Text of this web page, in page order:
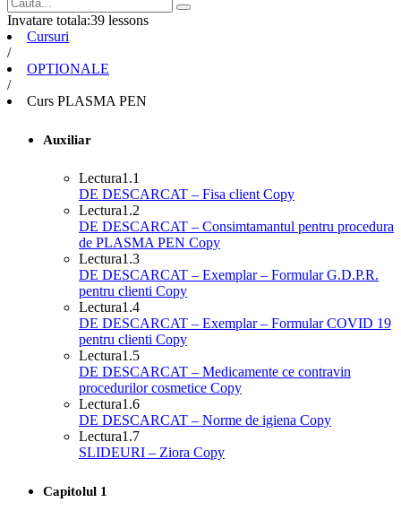
Invatare totala:39 lessons
Cursuri
/
OPTIONALE
/
Curs PLASMA PEN
Auxiliar
Lectura1.1
DE DESCARCAT – Fisa client Copy
Lectura1.2
DE DESCARCAT – Consimtamantul pentru procedura
de PLASMA PEN Copy
Lectura1.3
DE DESCARCAT – Exemplar – Formular G.D.P.R.
pentru clienti Copy
Lectura1.4
DE DESCARCAT – Exemplar – Formular COVID 19
pentru clienti Copy
Lectura1.5
DE DESCARCAT – Medicamente ce contravin
procedurilor cosmetice Copy
Lectura1.6
DE DESCARCAT – Norme de igiena Copy
Lectura1.7
SLIDEURI – Ziora Copy
Capitolul 1